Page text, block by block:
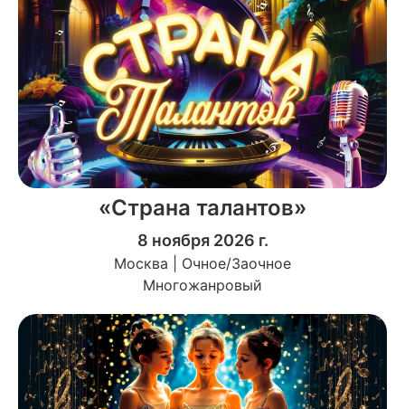
«Страна талантов»
8 ноября 2026 г.
Москва | Очное/Заочное
Многожанровый